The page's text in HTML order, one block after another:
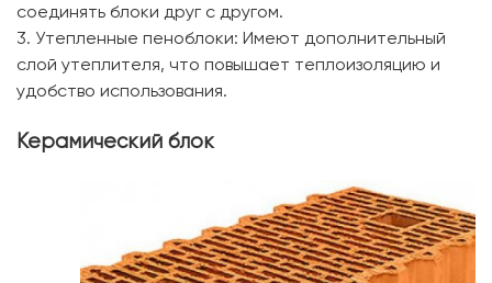
соединять блоки друг с другом.
3. Утепленные пеноблоки: Имеют дополнительный
слой утеплителя, что повышает теплоизоляцию и
удобство использования.
Керамический блок